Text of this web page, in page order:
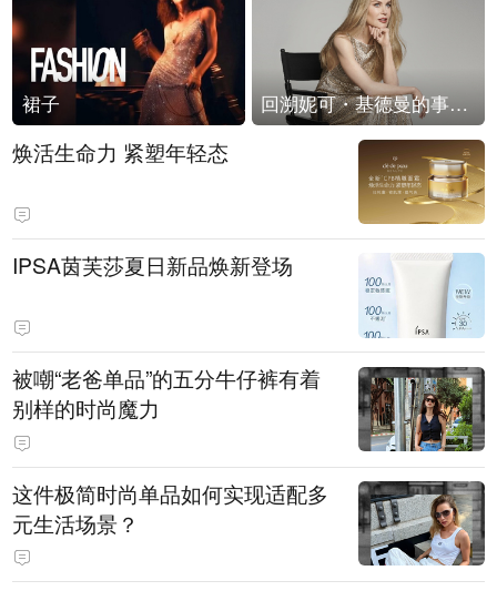
裙子 回溯妮可・基德曼的事业轨迹
焕活生命力 紧塑年轻态
IPSA茵芙莎夏日新品焕新登场
被嘲“老爸单品”的五分牛仔裤有着
别样的时尚魔力
这件极简时尚单品如何实现适配多
元生活场景？